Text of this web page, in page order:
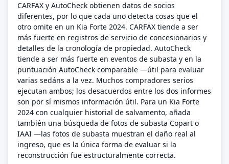
CARFAX y AutoCheck obtienen datos de socios
diferentes, por lo que cada uno detecta cosas que el
otro omite en un Kia Forte 2024. CARFAX tiende a ser
más fuerte en registros de servicio de concesionarios y
detalles de la cronología de propiedad. AutoCheck
tiende a ser más fuerte en eventos de subasta y en la
puntuación AutoCheck comparable —útil para evaluar
varias sedáns a la vez. Muchos compradores serios
ejecutan ambos; los desacuerdos entre los dos informes
son por sí mismos información útil. Para un Kia Forte
2024 con cualquier historial de salvamento, añada
también una búsqueda de fotos de subasta Copart o
IAAI —las fotos de subasta muestran el daño real al
ingreso, que es la única forma de evaluar si la
reconstrucción fue estructuralmente correcta.